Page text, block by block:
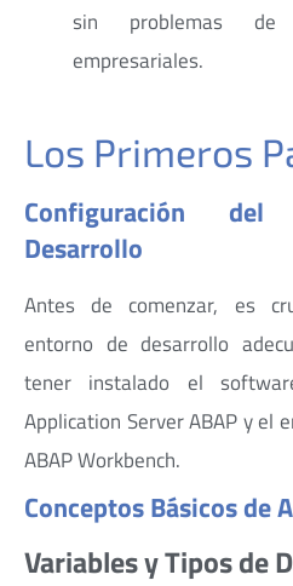
sin problemas de
empresariales.
Los Primeros
Configuración
Desarrollo
Antes de comenzar, es
entorno de desarrollo
tener instalado el
Application Server ABAP y el
ABAP Workbench.
Conceptos Básicos de
Variables y Tipos de